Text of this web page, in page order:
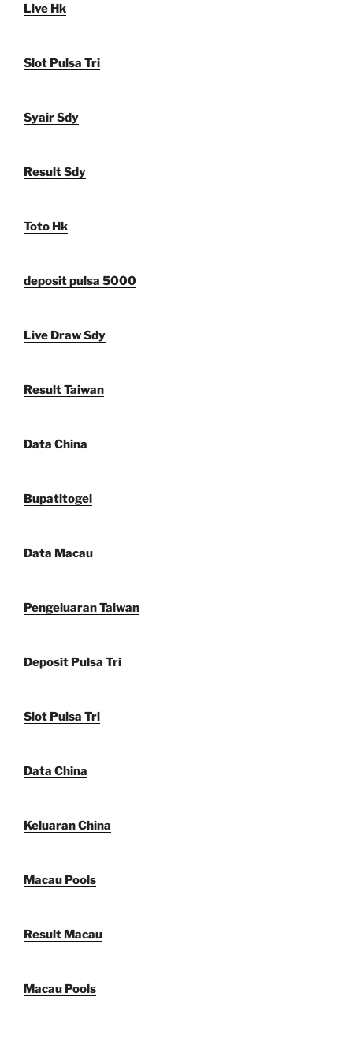
Live Hk
Slot Pulsa Tri
Syair Sdy
Result Sdy
Toto Hk
deposit pulsa 5000
Live Draw Sdy
Result Taiwan
Data China
Bupatitogel
Data Macau
Pengeluaran Taiwan
Deposit Pulsa Tri
Slot Pulsa Tri
Data China
Keluaran China
Macau Pools
Result Macau
Macau Pools